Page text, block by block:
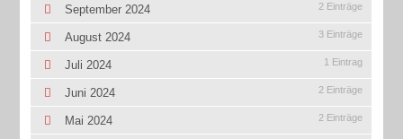
September 2024 2 Einträge
August 2024 3 Einträge
Juli 2024 1 Eintrag
Juni 2024 2 Einträge
Mai 2024 2 Einträge